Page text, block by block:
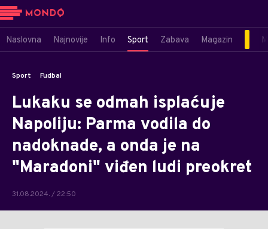
Naslovna Najnovije Info Sport Zabava Magazin
Sport Fudbal
Lukaku se odmah isplaćuje
Napoliju: Parma vodila do
nadoknade, a onda je na
"Maradoni" viđen ludi preokret
31.08.2024. / 22:50